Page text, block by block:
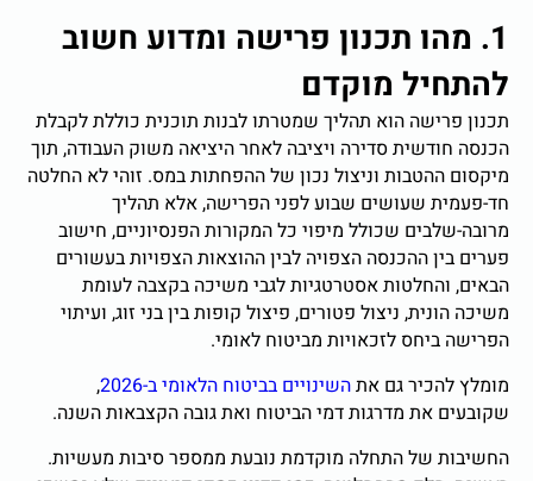
1. מהו תכנון פרישה ומדוע חשוב
להתחיל מוקדם
תכנון פרישה הוא תהליך שמטרתו לבנות תוכנית כוללת לקבלת
הכנסה חודשית סדירה ויציבה לאחר היציאה משוק העבודה, תוך
מיקסום ההטבות וניצול נכון של ההפחתות במס. זוהי לא החלטה
חד-פעמית שעושים שבוע לפני הפרישה, אלא תהליך
מרובה-שלבים שכולל מיפוי כל המקורות הפנסיוניים, חישוב
פערים בין ההכנסה הצפויה לבין ההוצאות הצפויות בעשורים
הבאים, והחלטות אסטרטגיות לגבי משיכה בקצבה לעומת
משיכה הונית, ניצול פטורים, פיצול קופות בין בני זוג, ועיתוי
הפרישה ביחס לזכאויות מביטוח לאומי.
מומלץ להכיר גם אתהשינויים בביטוח הלאומי ב-2026
,
שקובעים את מדרגות דמי הביטוח ואת גובה הקצבאות השנה.
החשיבות של התחלה מוקדמת נובעת ממספר סיבות מעשיות.